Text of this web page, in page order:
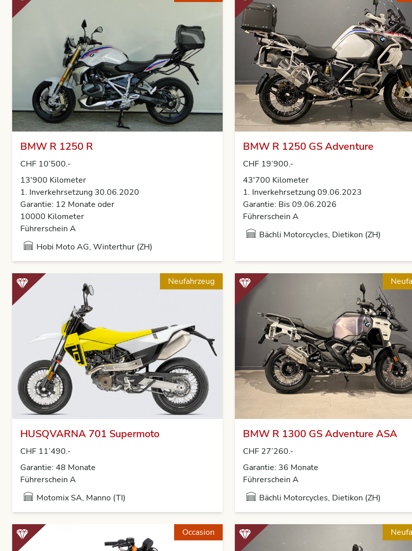
BMW R 1250 R
CHF 10’500.-
13'900 Kilometer
1. Inverkehrsetzung 30.06.2020
Garantie: 12 Monate oder
10000 Kilometer
Führerschein A
Hobi Moto AG, Winterthur (ZH)
BMW R 1250 GS Adventure
CHF 19’900.-
43'700 Kilometer
1. Inverkehrsetzung 09.06.2023
Garantie: Bis 09.06.2026
Führerschein A
Bächli Motorcycles, Dietikon (ZH)
Neufahrzeug
HUSQVARNA 701 Supermoto
CHF 11’490.-
Garantie: 48 Monate
Führerschein A
Motomix SA, Manno (TI)
BMW R 1300 GS Adventure ASA
CHF 27’260.-
Garantie: 36 Monate
Führerschein A
Bächli Motorcycles, Dietikon (ZH)
Occasion